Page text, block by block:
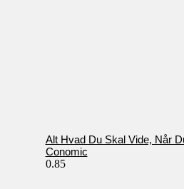
Alt Hvad Du Skal Vide, Når
Conomic